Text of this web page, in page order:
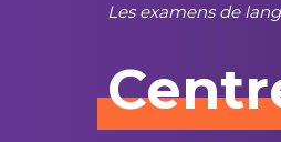
Les examens de